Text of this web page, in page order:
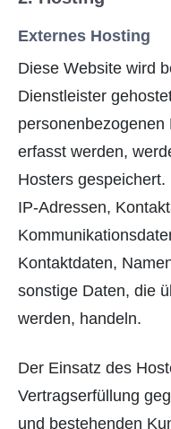
Externes Hosting
Diese Website wird
Dienstleister
erfasst werden,
Hosters
IP-Adressen,
Kontaktdaten,
sonstige Daten, die
werden, handeln.
Der Einsatz des
Vertragserfüllung
und bestehenden